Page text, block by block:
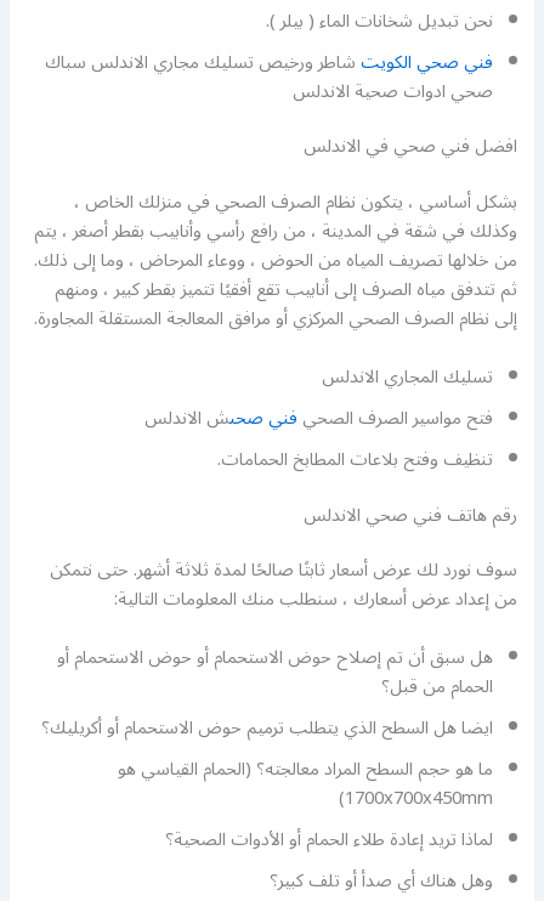
نحن تبديل شخانات الماء ( بيلر ).
فني صحي الكويتشاطر ورخيص تسليك مجاري الاندلس سباك
صحي ادوات صحية الاندلس
افضل فني صحي في الاندلس
بشكل أساسي ، يتكون نظام الصرف الصحي في منزلك الخاص ،
وكذلك في شقة في المدينة ، من رافع رأسي وأنابيب بقطر أصغر ، يتم
من خلالها تصريف المياه من الحوض ، ووعاء المرحاض ، وما إلى ذلك.
ثم تتدفق مياه الصرف إلى أنابيب تقع أفقيًا تتميز بقطر كبير ، ومنهم
إلى نظام الصرف الصحي المركزي أو مرافق المعالجة المستقلة المجاورة.
تسليك المجاري الاندلس
فتح مواسير الصرف الصحيفني صحىش الاندلس
تنظيف وفتح بلاعات المطابخ الحمامات.
رقم هاتف فني صحي الاندلس
سوف نورد لك عرض أسعار ثابتًا صالحًا لمدة ثلاثة أشهر. حتى نتمكن
من إعداد عرض أسعارك ، سنطلب منك المعلومات التالية:
هل سبق أن تم إصلاح حوض الاستحمام أو حوض الاستحمام أو
الحمام من قبل؟
ايضا هل السطح الذي يتطلب ترميم حوض الاستحمام أو أكريليك؟
ما هو حجم السطح المراد معالجته؟ (الحمام القياسي هو
1700x700x450mm)
لماذا تريد إعادة طلاء الحمام أو الأدوات الصحية؟
وهل هناك أي صدأ أو تلف كبير؟